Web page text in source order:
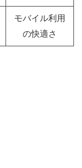
モバイル利用
の快適さ